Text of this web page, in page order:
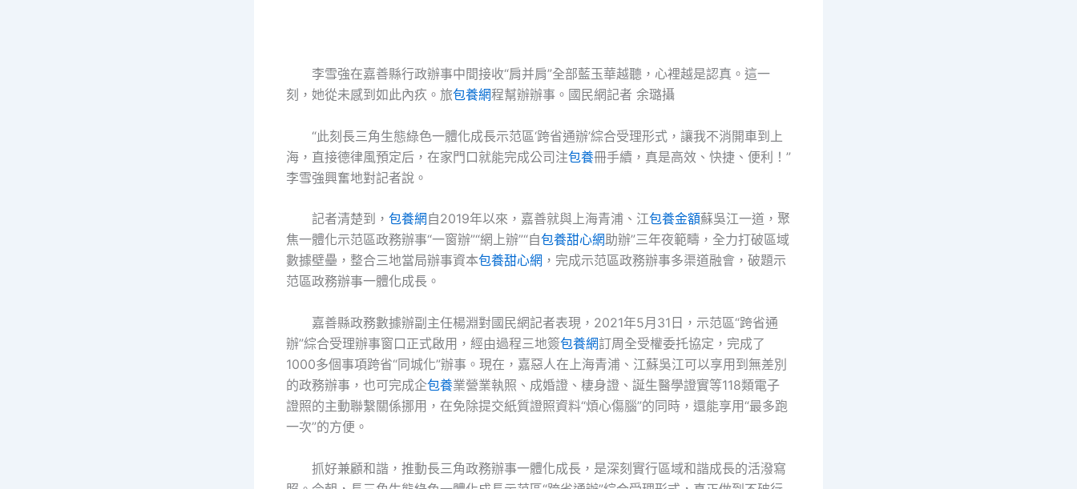
李雪強在嘉善縣行政辦事中間接收“肩并肩”全部藍玉華越聽，心裡越是認真。這一
刻，她從未感到如此內疚。旅包養網程幫辦辦事。國民網記者 余璐攝
“此刻長三角生態綠色一體化成長示范區‘跨省通辦’綜合受理形式，讓我不消開車到上
海，直接德律風預定后，在家門口就能完成公司注包養冊手續，真是高效、快捷、便利！”
李雪強興奮地對記者說。
記者清楚到， 包養網 自2019年以來，嘉善就與上海青浦、江包養金額蘇吳江一道，聚
焦一體化示范區政務辦事“一窗辦”“網上辦”“自包養甜心網助辦”三年夜範疇，全力打破區域
數據壁壘，整合三地當局辦事資本包養甜心網 ，完成示范區政務辦事多渠道融會，破題示
范區政務辦事一體化成長。
嘉善縣政務數據辦副主任楊淵對國民網記者表現，2021年5月31日，示范區“跨省通
辦”綜合受理辦事窗口正式啟用，經由過程三地簽包養網訂周全受權委托協定，完成了
1000多個事項跨省“同城化”辦事。現在，嘉惡人在上海青浦、江蘇吳江可以享用到無差別
的政務辦事，也可完成企包養業營業執照、成婚證、棲身證、誕生醫學證實等118類電子
證照的主動聯繫關係挪用，在免除提交紙質證照資料“煩心傷腦”的同時，還能享用“最多跑
一次”的方便。
抓好兼顧和諧，推動長三角政務辦事一體化成長，是深刻實行區域和諧成長的活潑寫